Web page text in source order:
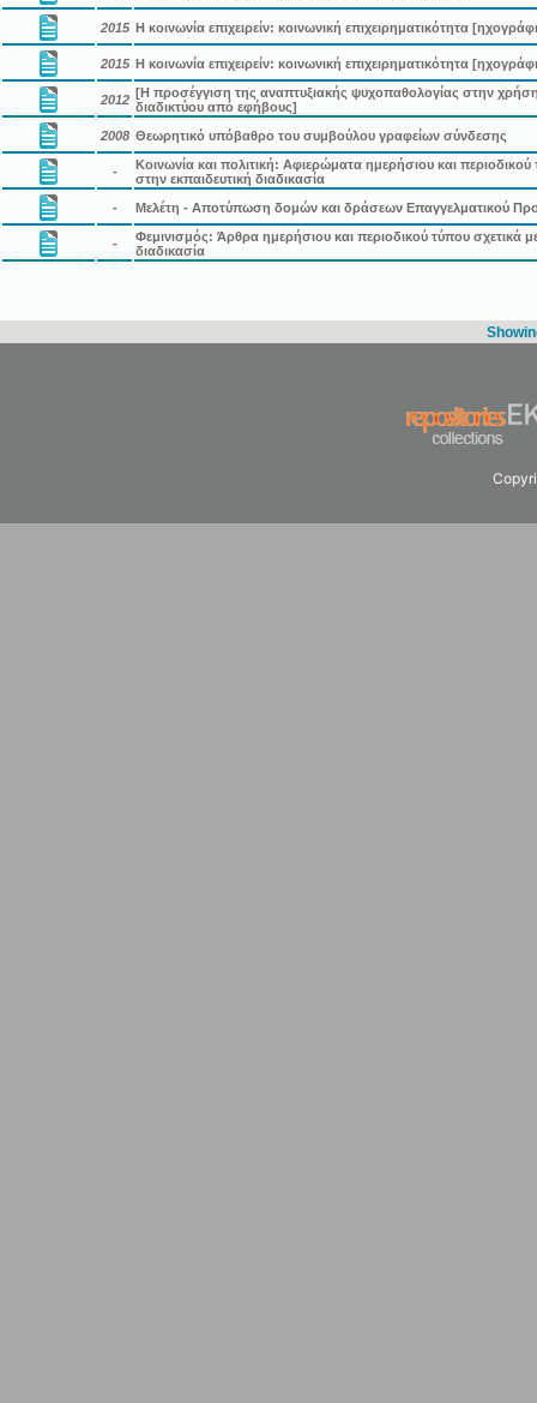
2015 Η κοινωνία επιχειρείν: κοινωνική επιχειρηματικότητα
2015 Η κοινωνία επιχειρείν: κοινωνική επιχειρηματικότητα
2012 [Η προσέγγιση της αναπτυξιακής ψυχοπαθολογίας στην
διαδικτύου από εφήβους]
2008 Θεωρητικό υπόβαθρο του συμβούλου γραφείων σύνδεσης
-
Κοινωνία και πολιτική: Αφιερώματα ημερήσιου και
στην εκπαιδευτική διαδικασία
-
Μελέτη - Αποτύπωση δομών και δράσεων Επαγγελματικού
-
Φεμινισμός: Άρθρα ημερήσιου και περιοδικού τύπου σχετικά
διαδικασία